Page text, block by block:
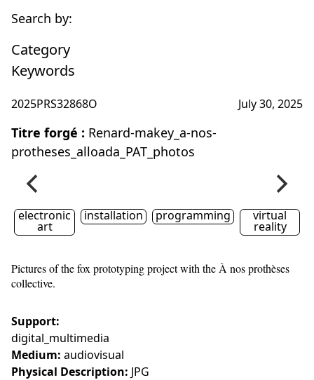
Search by:
Category
Keywords
2025PRS32868O July 30, 2025
Titre forgé : Renard-makey_a-nos-
protheses_alloada_PAT_photos
electronic
art
installation programming virtual
reality
Pictures of the fox prototyping project with the À nos prothèses
collective.
Support:
digital_multimedia
Medium: audiovisual
Physical Description: JPG